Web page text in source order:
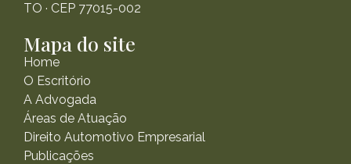
TO · CEP 77015-002
Mapa do site
Home
O Escritório
A Advogada
Áreas de Atuação
Direito Automotivo Empresarial
Publicações